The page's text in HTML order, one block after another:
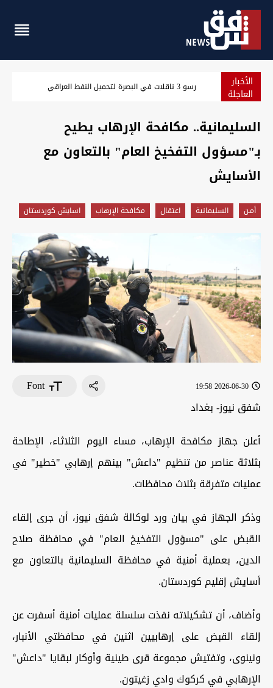
الأخبار
العاجلة مسؤول سعودي: نرصد استعدادات من جماعات عراقية لمهاجمتنا
السليمانية.. مكافحة الإرهاب يطيح
بـ"مسؤول التفخيخ العام" ‏بالتعاون مع
الأسايش
أمـن السليمانية اعتقال مكافحة الإرهاب اسايش كوردستان
2026-06-30 19:58
Font
شفق نيوز- بغداد
أعلن جهاز مكافحة الإرهاب، مساء اليوم الثلاثاء، الإطاحة
بثلاثة عناصر من تنظيم "داعش" بينهم إرهابي "خطير" في
عمليات متفرقة بثلاث محافظات.
وذكر الجهاز في بيان ورد لوكالة شفق نيوز، أن جرى إلقاء
القبض على "مسؤول التفخيخ ‏العام" في محافظة صلاح
الدين، بعملية أمنية في محافظة ‏السليمانية بالتعاون مع
أسايش إقليم كوردستان.‏
وأضاف، أن تشكيلاته نفذت سلسلة عمليات أمنية ‏أسفرت عن
إلقاء القبض على إرهابيين اثنين في محافظتي الأنبار،
ونينوى، وتفتيش مجموعة قرى طينية وأوكار لبقايا "داعش"
‏الإرهابي في كركوك وادي زغيتون.